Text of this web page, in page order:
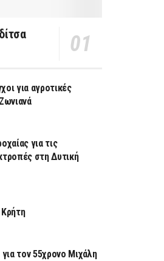
για αγροτικές
για τις
στη Δυτική
τον 55χρονο Μιχάλη